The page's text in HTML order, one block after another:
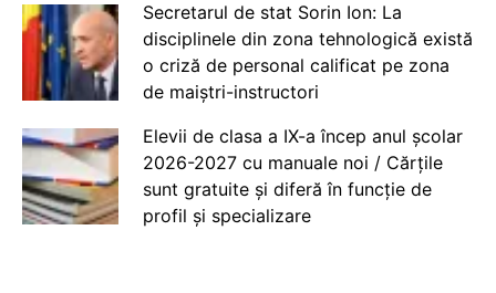
Secretarul de stat Sorin Ion: La
disciplinele din zona tehnologică există
o criză de personal calificat pe zona
de maiștri-instructori
Elevii de clasa a IX-a încep anul școlar
2026-2027 cu manuale noi / Cărțile
sunt gratuite și diferă în funcție de
profil și specializare